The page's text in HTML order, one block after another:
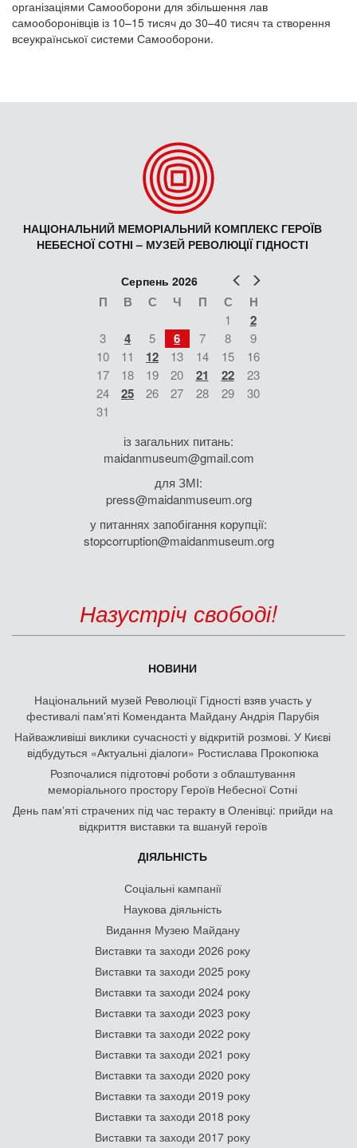
організаціями Самооборони для збільшення лав
самооборонівців із 10–15 тисяч до 30–40 тисяч та створення
всеукраїнської системи Самооборони.
НАЦІОНАЛЬНИЙ МЕМОРІАЛЬНИЙ КОМПЛЕКС ГЕРОЇВ
НЕБЕСНОЇ СОТНІ – МУЗЕЙ РЕВОЛЮЦІЇ ГІДНОСТІ
Попер
Серпень 2026
П В С Ч П С Н
1 2
3 4 5 6 7 8
9
10
11 12 13 14 15
16
17
18 19 20 21 22
23
24
25 26 27 28 29
30
31
із загальних питань:
maidanmuseum@gmail.com
для ЗМІ:
press@maidanmuseum.org
у питаннях запобігання корупції:
stopcorruption@maidanmuseum.org
Назустріч свободі!
НОВИНИ
Національний музей Революції Гідності взяв участь у
фестивалі пам'яті Коменданта Майдану Андрія Парубія
Найважливіші виклики сучасності у відкритій розмові. У Києві
відбудуться «Актуальні діалоги» Ростислава Прокопюка
Розпочалися підготовчі роботи з облаштування
меморіального простору Героїв Небесної Сотні
День памʼяті страчених під час теракту в Оленівці: прийди на
відкриття виставки та вшануй героїв
ДІЯЛЬНІСТЬ
Соціальні кампанії
Наукова діяльність
Видання Музею Майдану
Виставки та заходи 2026 року
Виставки та заходи 2025 року
Виставки та заходи 2024 року
Виставки та заходи 2023 року
Виставки та заходи 2022 року
Виставки та заходи 2021 року
Виставки та заходи 2020 року
Виставки та заходи 2019 року
Виставки та заходи 2018 року
Виставки та заходи 2017 року